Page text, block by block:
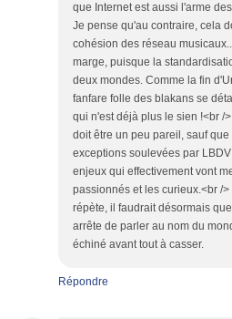
que Internet est aussi l'arme
Je pense qu'au contraire, cela
cohésion des réseau
marge, puisque la
deux mondes. Comme la fin
fanfare folle des blakans se
qui n'est déjà plus le sien !<br /
doit être un peu pareil, sauf
exceptions soulevées par
enjeux qui effectivement vont
passionnés et les curieux.<br /
répète, il faudrait désormais
arrête de parler au nom du
échiné avant tout à casser.
Répondre